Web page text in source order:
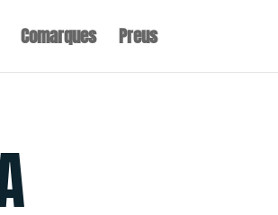
Comarques Preus